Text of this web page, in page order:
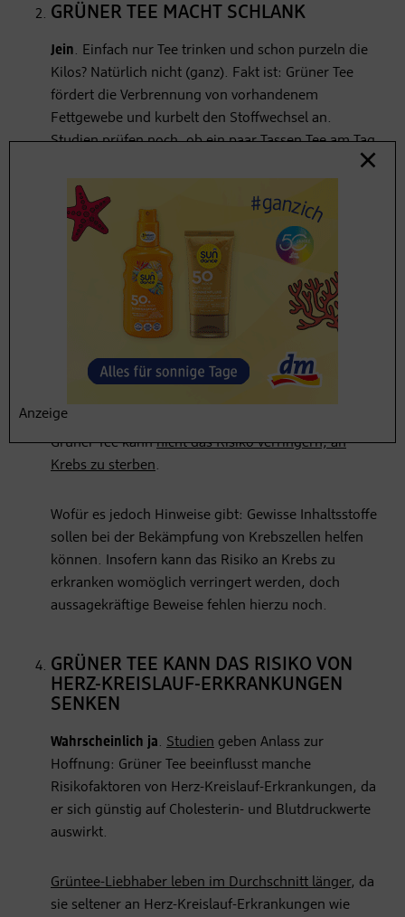
GRÜNER TEE MACHT SCHLANK
Jein. Einfach nur Tee trinken und schon purzeln die
Kilos? Natürlich nicht (ganz). Fakt ist: Grüner Tee
fördert die Verbrennung von vorhandenem
Fettgewebe und kurbelt den Stoffwechsel an.
Studien prüfen noch, ob ein paar Tassen Tee am Tag
Wer langfristig abnehmen will, kommt aber nicht
um eine sinnvolle Ernährungsumstellung und Sport
drumherum.
GRÜNER TEE SOLL GEGEN KREBS
VORBEUGEN
. Es gibt unzählige Publikationen und Studien
vorzubeugen. Bisherige Erkenntnisse zeigen:
Grüner Tee kannnicht das Risiko verringern, an
Krebs zu sterben.
Wofür es jedoch Hinweise gibt: Gewisse Inhaltsstoffe
sollen bei der Bekämpfung von Krebszellen helfen
können. Insofern kann das Risiko an Krebs zu
erkranken womöglich verringert werden, doch
aussagekräftige Beweise fehlen hierzu noch.
GRÜNER TEE KANN DAS RISIKO VON
HERZ-KREISLAUF-ERKRANKUNGEN
SENKEN
Wahrscheinlich ja. Studien geben Anlass zur
Hoffnung: Grüner Tee beeinflusst manche
Risikofaktoren von Herz-Kreislauf-Erkrankungen, da
er sich günstig auf Cholesterin- und Blutdruckwerte
auswirkt.
Grüntee-Liebhaber leben im Durchschnitt länger, da
sie seltener an Herz-Kreislauf-Erkrankungen wie
Anzeige